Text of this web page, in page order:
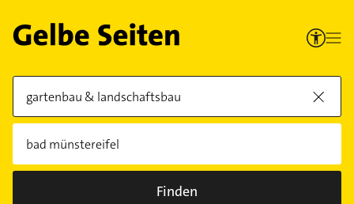
Finden